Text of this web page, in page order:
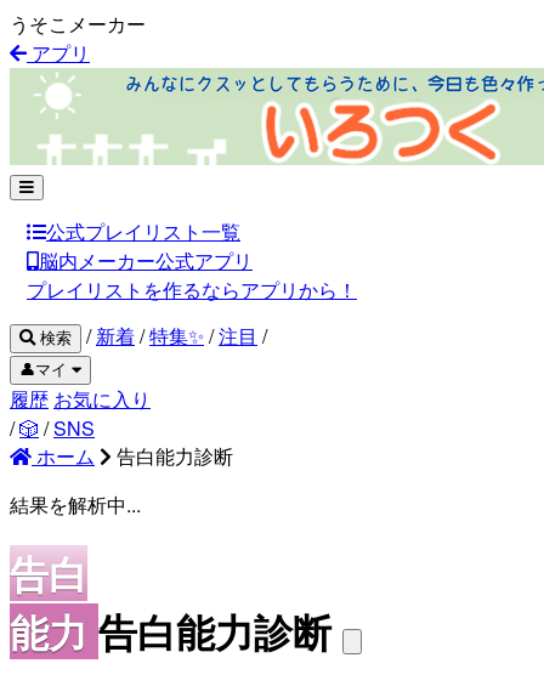
うそこメーカー
アプリ
公式プレイリスト一覧
脳内メーカー公式アプリ
プレイリストを作るならアプリから！
検索 / 新着/特集✨ /注目 /
👤マイ
履歴 お気に入り
/🎲 /SNS
ホーム
告白能力診断
結果を解析中...
告白
能力 告白能力診断